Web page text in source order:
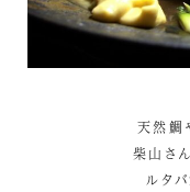
天然鯛
柴山さ
ルタ